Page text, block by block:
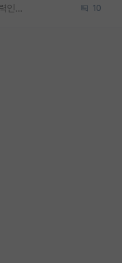
박사진학하기에 2억은 괜찮은 (?) 정도의 경제력인가요 10